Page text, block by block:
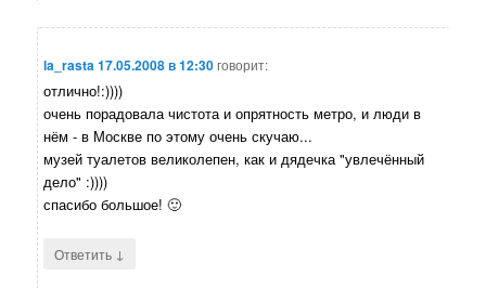
la_rasta17.05.2008 в 12:30говорит:
отлично!:))))
очень порадовала чистота и опрятность метро, и люди в
нём - в Москве по этому очень скучаю...
музей туалетов великолепен, как и дядечка "увлечённый
дело" :))))
спасибо большое! 🙂
Ответить ↓